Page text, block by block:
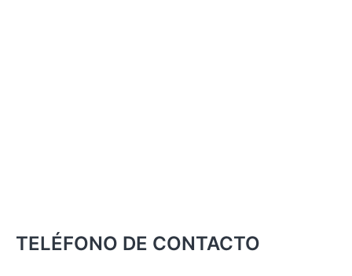
TELÉFONO DE CONTACTO